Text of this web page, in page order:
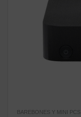
BAREBONES Y MINI PCS